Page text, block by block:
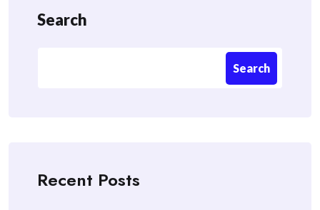
Search
Search
Recent Posts